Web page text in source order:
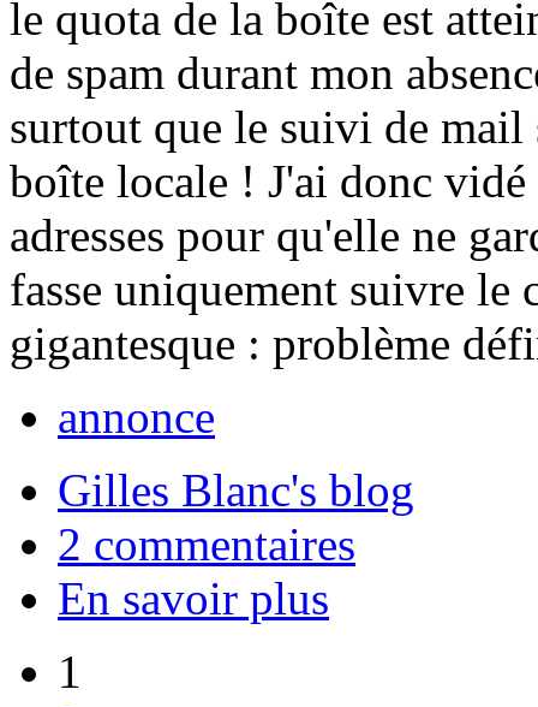
le quota de la boîte est
de spam durant mon
surtout que le suivi de mail
boîte locale ! J'ai donc
adresses pour qu'elle ne
fasse uniquement suivre le
gigantesque : problème
annonce
Gilles Blanc's blog
2 commentaires
En savoir plus
1